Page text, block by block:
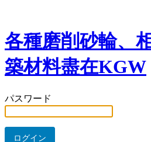
各種磨削砂輪、
築材料盡在KGW
パスワード